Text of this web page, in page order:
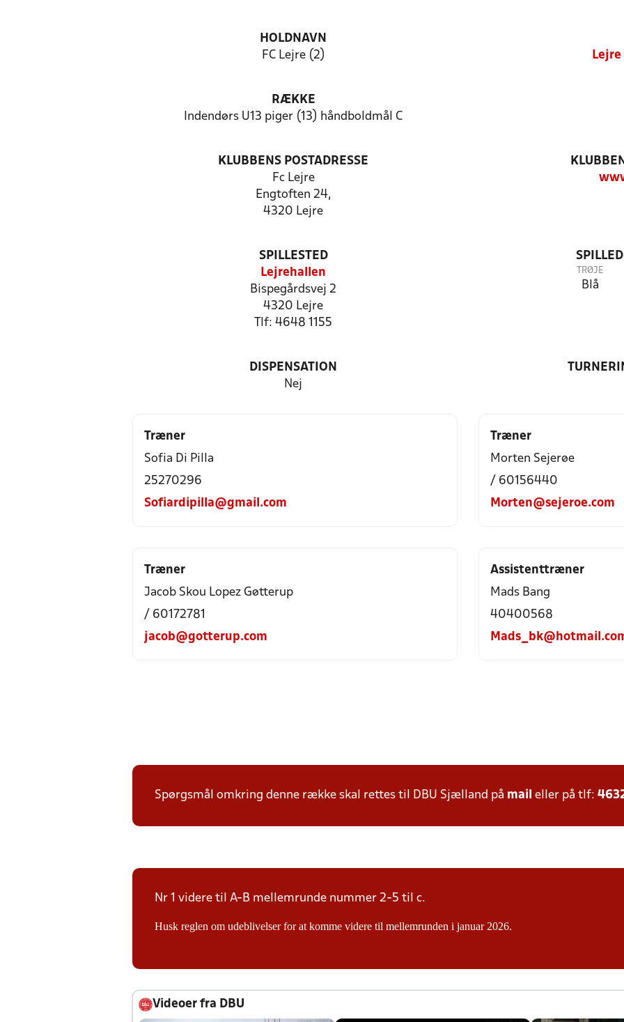
HOLDNAVN
FC Lejre (2)
Lejre
RÆKKE
Indendørs U13 piger (13) håndboldmål C
KLUBBENS POSTADRESSE
Fc Lejre
Engtoften 24,
4320 Lejre
SPILLESTED
Lejrehallen
Bispegårdsvej 2
4320 Lejre
Tlf: 4648 1155
TRØJE
Blå
DISPENSATION
Nej
Træner
Sofia Di Pilla
25270296
Sofiardipilla@gmail.com
Træner
Morten Sejerøe
/ 60156440
Morten@sejeroe.com
Træner
Jacob Skou Lopez Gøtterup
/ 60172781
jacob@gotterup.com
Assistenttræner
Mads Bang
40400568
Spørgsmål omkring denne række skal rettes til DBU Sjælland på mail eller på tlf:
Nr 1 videre til A-B mellemrunde nummer 2-5 til c.
Husk reglen om udeblivelser for at komme videre til mellemrunden i januar 2026.
Videoer fra DBU